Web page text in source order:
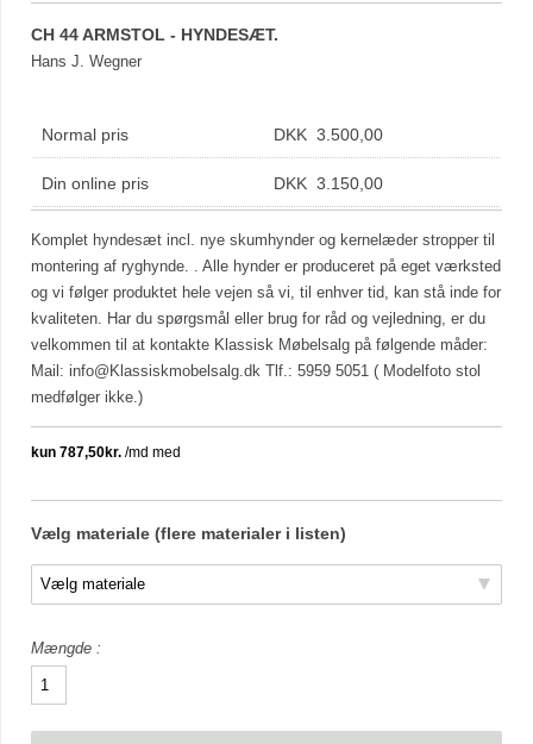
CH 44 ARMSTOL - HYNDESÆT.
Hans J. Wegner
Normal pris DKK 3.500,00
Din online pris DKK 3.150,00
Komplet hyndesæt incl. nye skumhynder og kernelæder stropper til
montering af ryghynde. . Alle hynder er produceret på eget værksted
og vi følger produktet hele vejen så vi, til enhver tid, kan stå inde for
kvaliteten. Har du spørgsmål eller brug for råd og vejledning, er du
velkommen til at kontakte Klassisk Møbelsalg på følgende måder:
Mail: info@Klassiskmobelsalg.dk Tlf.: 5959 5051 ( Modelfoto stol
medfølger ikke.)
Vælg materiale (flere materialer i listen)
Mængde